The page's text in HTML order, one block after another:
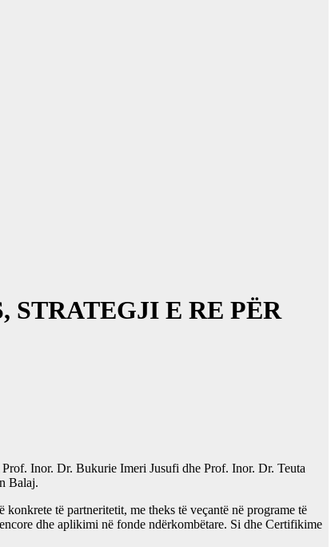
E RE PËR
Inor. Dr. Bukurie Imeri Jusufi dhe Prof. Inor. Dr. Teuta
Balaj.
të partneritetit, me theks të veçantë në programe të
dhe aplikimi në fonde ndërkombëtare. Si dhe ​Certifikime